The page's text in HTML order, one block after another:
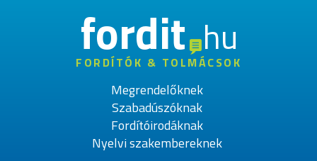
fordithu
FORDÍTÓK & TOLMÁCSOK
Megrendelőknek
Szabadúszóknak
Fordítóirodáknak
Nyelvi szakembereknek